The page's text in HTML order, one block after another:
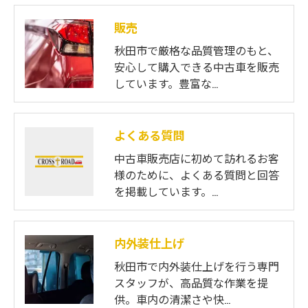
販売
秋田市で厳格な品質管理のもと、
安心して購入できる中古車を販売
しています。豊富な…
よくある質問
中古車販売店に初めて訪れるお客
様のために、よくある質問と回答
を掲載しています。…
内外装仕上げ
秋田市で内外装仕上げを行う専門
スタッフが、高品質な作業を提
供。車内の清潔さや快…